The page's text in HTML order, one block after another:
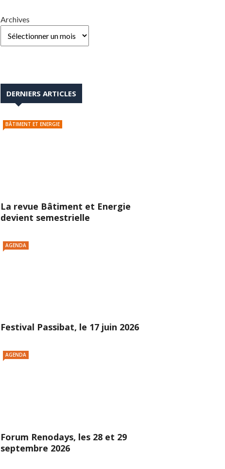
Archives
DERNIERS ARTICLES
BÂTIMENT ET ENERGIE
La revue Bâtiment et Energie
devient semestrielle
AGENDA
Festival Passibat, le 17 juin 2026
AGENDA
Forum Renodays, les 28 et 29
septembre 2026